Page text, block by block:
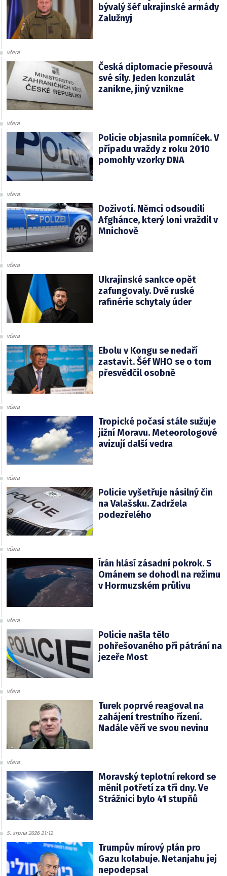
bývalý šéf ukrajinské armády
Zalužnyj
včera
Česká diplomacie přesouvá
své síly. Jeden konzulát
zanikne, jiný vznikne
včera
Policie objasnila pomníček. V
případu vraždy z roku 2010
pomohly vzorky DNA
včera
Doživotí. Němci odsoudili
Afghánce, který loni vraždil v
Mnichově
včera
Ukrajinské sankce opět
zafungovaly. Dvě ruské
rafinérie schytaly úder
včera
Ebolu v Kongu se nedaří
zastavit. Šéf WHO se o tom
přesvědčil osobně
včera
Tropické počasí stále sužuje
jižní Moravu. Meteorologové
avizují další vedra
včera
Policie vyšetřuje násilný čin
na Valašsku. Zadržela
podezřelého
včera
Írán hlásí zásadní pokrok. S
Ománem se dohodl na režimu
v Hormuzském průlivu
včera
Policie našla tělo
pohřešovaného při pátrání na
jezeře Most
včera
Turek poprvé reagoval na
zahájení trestního řízení.
Nadále věří ve svou nevinu
včera
Moravský teplotní rekord se
měnil potřetí za tři dny. Ve
Strážnici bylo 41 stupňů
5. srpna 2026 21:12
Trumpův mírový plán pro
Gazu kolabuje. Netanjahu jej
nepodepsal